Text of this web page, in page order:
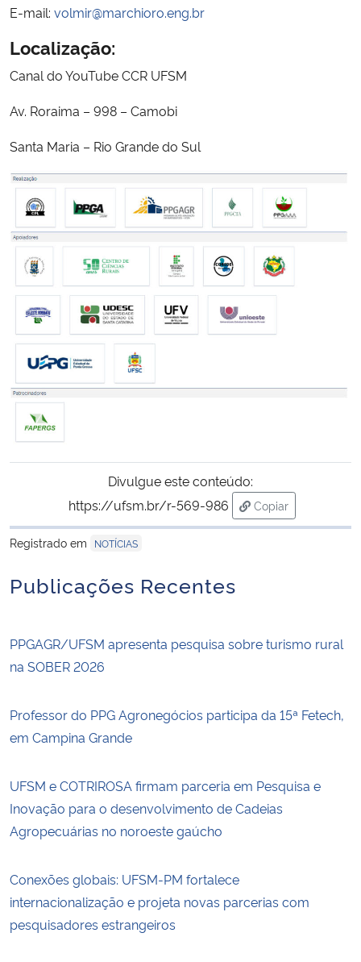
E-mail: volmir@marchioro.eng.br
Localização:
Canal do YouTube CCR UFSM
Av. Roraima – 998 – Camobi
Santa Maria – Rio Grande do Sul
Divulgue este conteúdo:
https://ufsm.br/r-569-986
Copiar
para área de
Registrado em
NOTÍCIAS
Publicações Recentes
PPGAGR/UFSM apresenta pesquisa sobre turismo rural
na SOBER 2026
Professor do PPG Agronegócios participa da 15ª Fetech,
em Campina Grande
UFSM e COTRIROSA firmam parceria em Pesquisa e
Inovação para o desenvolvimento de Cadeias
Agropecuárias no noroeste gaúcho
Conexões globais: UFSM-PM fortalece
internacionalização e projeta novas parcerias com
pesquisadores estrangeiros